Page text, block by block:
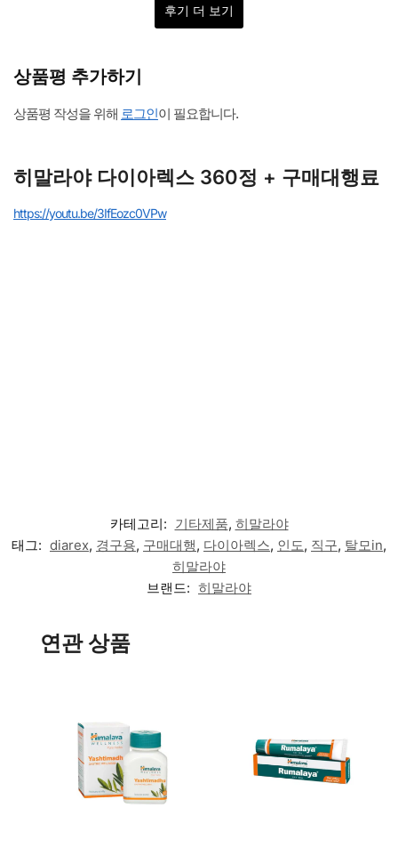
후기 더 보기
상품평 추가하기
상품평 작성을 위해 로그인이 필요합니다.
히말라야 다이아렉스 360정 + 구매대행료
https://youtu.be/3IfEozc0VPw
카테고리: 기타제품, 히말라야
태그: diarex, 경구용, 구매대행, 다이아렉스, 인도, 직구, 탈모in,
히말라야
브랜드: 히말라야
연관 상품